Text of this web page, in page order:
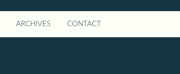
ARCHIVES CONTACT